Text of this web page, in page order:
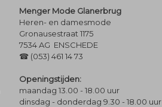
Menger Mode Glanerbrug
Heren- en damesmode
Gronausestraat 1175
7534 AG ENSCHEDE
☎ (053) 461 14 73
Openingstijden:
maandag 13.00 - 18.00 uur
dinsdag - donderdag 9.30 - 18.00 uur